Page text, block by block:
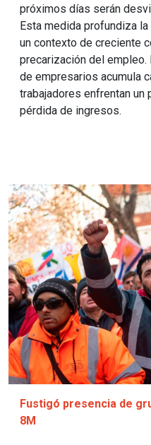
próximos días serán
Esta medida profundiza
un contexto de creciente
precarización del empleo.
de empresarios acumula
trabajadores enfrentan un
pérdida de ingresos.
Imagen
Fustigó presencia de
8M